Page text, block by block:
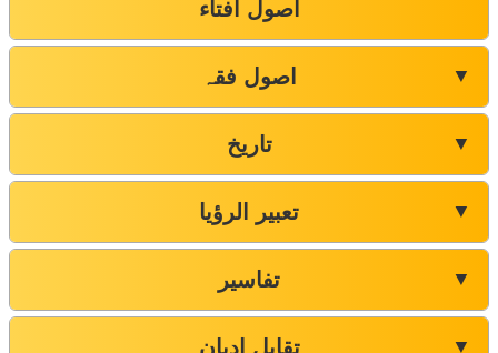
اصول افتاء
اصول فقہ ▼
تاریخ ▼
تعبیر الرؤیا ▼
تفاسیر ▼
تقابل ادیان ▼